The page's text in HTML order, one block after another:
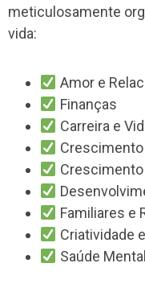
meticulosamente
vida:
Amor e
Finanças
Carreira e
Crescimento
Familiares e
Criatividade
Saúde